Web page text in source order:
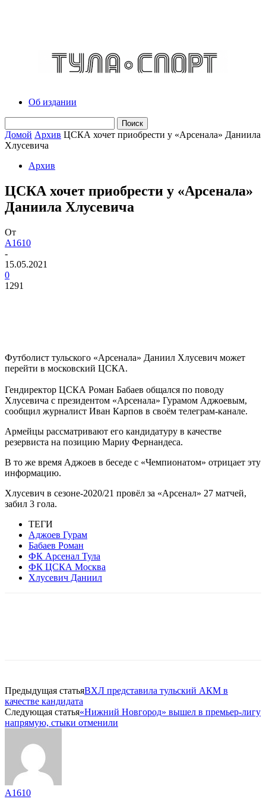
Об издании
Домой Архив ЦСКА хочет приобрести у «Арсенала» Даниила
Хлусевича
Архив
ЦСКА хочет приобрести у «Арсенала»
Даниила Хлусевича
От
A1610
-
15.05.2021
0
1291
Футболист тульского «Арсенала» Даниил Хлусевич может
перейти в московский ЦСКА.
Гендиректор ЦСКА Роман Бабаев общался по поводу
Хлусевича с президентом «Арсенала» Гурамом Аджоевым,
сообщил журналист Иван Карпов в своём телеграм-канале.
Армейцы рассматривают его кандидатуру в качестве
резервиста на позицию Мариу Фернандеса.
В то же время Аджоев в беседе с «Чемпионатом» отрицает эту
информацию.
Хлусевич в сезоне-2020/21 провёл за «Арсенал» 27 матчей,
забил 3 гола.
ТЕГИ
Аджоев Гурам
Бабаев Роман
ФК Арсенал Тула
ФК ЦСКА Москва
Хлусевич Даниил
Предыдущая статьяВХЛ представила тульский АКМ в
качестве кандидата
Следующая статья«Нижний Новгород» вышел в премьер-лигу
напрямую, стыки отменили
A1610